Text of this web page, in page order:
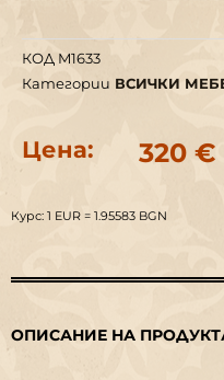
КОД M1633
Категории ВСИЧКИ
Цена: 320 €
Курс: 1 EUR = 1.95583 BGN
ОПИСАНИЕ НА